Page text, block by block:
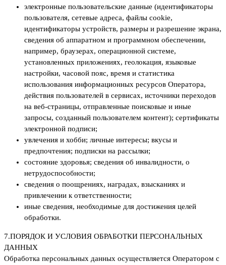
электронные пользовательские данные (идентификаторы
пользователя, сетевые адреса, файлы cookie,
идентификаторы устройств, размеры и разрешение экрана,
сведения об аппаратном и программном обеспечении,
например, браузерах, операционной системе,
установленных приложениях, геолокация, языковые
настройки, часовой пояс, время и статистика
использования информационных ресурсов Оператора,
действия пользователей в сервисах, источники переходов
на веб-страницы, отправленные поисковые и иные
запросы, созданный пользователем контент); сертификаты
электронной подписи;
увлечения и хобби; личные интересы; вкусы и
предпочтения; подписки на рассылки;
состояние здоровья; сведения об инвалидности, о
нетрудоспособности;
сведения о поощрениях, наградах, взысканиях и
привлечении к ответственности;
иные сведения, необходимые для достижения целей
обработки.
7.ПОРЯДОК И УСЛОВИЯ ОБРАБОТКИ ПЕРСОНАЛЬНЫХ
ДАННЫХ
Обработка персональных данных осуществляется Оператором с